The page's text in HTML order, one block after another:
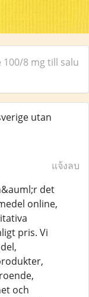
100/8 mg till salu
utan
แจ้งลบ
det
online,
pris. Vi
och